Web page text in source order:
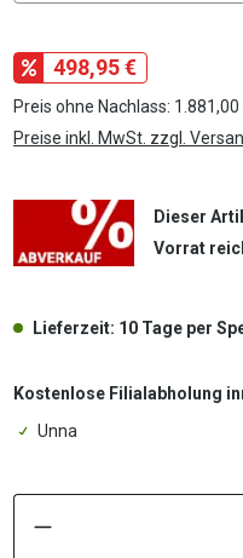
498,95 €
Preis ohne Nachlass: 1.881,00
Preise inkl. MwSt. zzgl.
Dieser
Vorrat
Lieferzeit: 10 Tage per
Kostenlose Filialabholung
Unna